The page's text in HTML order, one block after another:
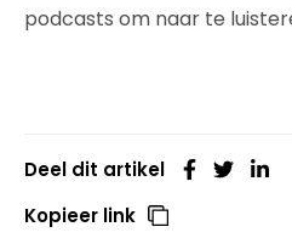
podcasts om naar te
Deel dit artikel
Kopieer link